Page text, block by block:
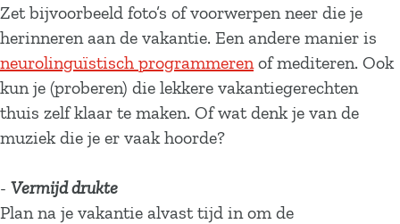
Zet bijvoorbeeld foto’s of voorwerpen neer die je
herinneren aan de vakantie. Een andere manier is
neurolinguïstisch programmeren of mediteren. Ook
kun je (proberen) die lekkere vakantiegerechten
thuis zelf klaar te maken. Of wat denk je van de
muziek die je er vaak hoorde?
- Vermijd drukte
Plan na je vakantie alvast tijd in om de